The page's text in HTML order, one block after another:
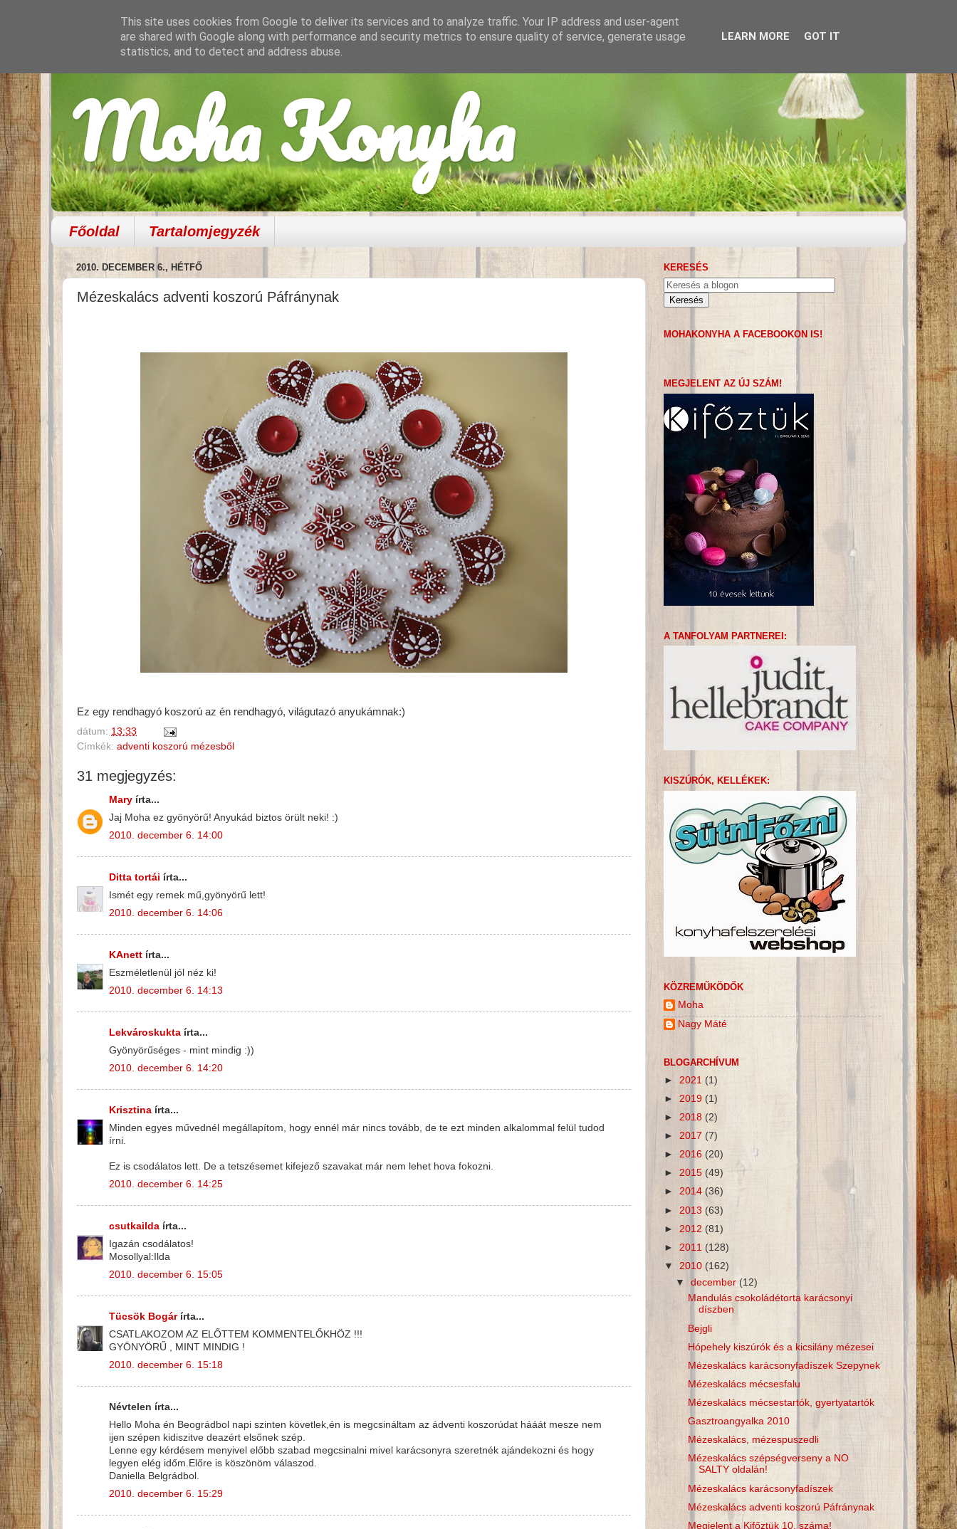
Moha Konyha
Főoldal Tartalomjegyzék
2010. DECEMBER 6., HÉTFŐ
Mézeskalács adventi koszorú Páfránynak
Ez egy rendhagyó koszorú az én rendhagyó, világutazó anyukámnak:)
dátum: 13:33
Címkék: adventi koszorú mézesből
31 megjegyzés:
Mary írta...
Jaj Moha ez gyönyörű! Anyukád biztos örült neki! :)
2010. december 6. 14:00
Ditta tortái írta...
Ismét egy remek mű,gyönyörű lett!
2010. december 6. 14:06
KAnett írta...
Eszméletlenül jól néz ki!
2010. december 6. 14:13
Lekvároskukta írta...
Gyönyörűséges - mint mindig :))
2010. december 6. 14:20
Krisztina írta...
Minden egyes művednél megállapítom, hogy ennél már nincs tovább, de te ezt minden alkalommal felül tudod
írni.
Ez is csodálatos lett. De a tetszésemet kifejező szavakat már nem lehet hova fokozni.
2010. december 6. 14:25
csutkailda írta...
Igazán csodálatos!
Mosollyal:Ilda
2010. december 6. 15:05
Tücsök Bogárírta...
CSATLAKOZOM AZ ELŐTTEM KOMMENTELŐKHÖZ !!!
GYÖNYÖRŰ , MINT MINDIG !
2010. december 6. 15:18
Névtelen írta...
Hello Moha én Beográdbol napi szinten követlek,én is megcsináltam az ádventi koszorúdat hááát mesze nem
ijen szépen kidiszitve deazért elsőnek szép.
Lenne egy kérdésem menyivel előbb szabad megcsinalni mivel karácsonyra szeretnék ajándekozni és hogy
legyen elég időm.Előre is köszönöm válaszod.
Daniella Belgrádbol.
2010. december 6. 15:29
KERESÉS
MOHAKONYHA A FACEBOOKON IS!
MEGJELENT AZ ÚJ SZÁM!
A TANFOLYAM PARTNEREI:
KISZÚRÓK, KELLÉKEK:
KÖZREMŰKÖDŐK
Moha
Nagy Máté
BLOGARCHÍVUM
► 2021 (1)
► 2019 (1)
► 2018 (2)
► 2017 (7)
► 2016 (20)
► 2015 (49)
► 2014 (36)
► 2013 (63)
► 2012 (81)
► 2011 (128)
▼ 2010 (162)
▼december(12)
Mandulás csokoládétorta karácsonyi
díszben
Bejgli
Hópehely kiszúrók és a kicsilány mézesei
Mézeskalács karácsonyfadíszek Szepynek
Mézeskalács mécsesfalu
Mézeskalács mécsestartók, gyertyatartók
Gasztroangyalka 2010
Mézeskalács, mézespuszedli
Mézeskalács szépségverseny a NO
SALTY oldalán!
Mézeskalács karácsonyfadíszek
Mézeskalács adventi koszorú Páfránynak
Megjelent a Kifőztük 10. száma!
This site uses cookies from Google to deliver its services and to analyze traffic. Your IP address and user-agent
are shared with Google along with performance and security metrics to ensure quality of service, generate usage
statistics, and to detect and address abuse.
LEARN MORE GOT IT